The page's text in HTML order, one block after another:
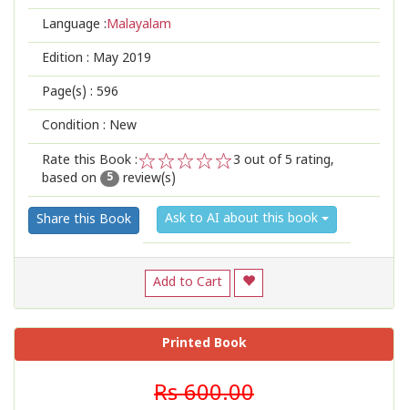
Language :Malayalam
Edition : May 2019
Page(s) : 596
Condition : New
Rate this Book :
2
1
3 out of 5 rating,
based on
5 review(s)
Share this Book Ask to AI about this book
Add to Cart
Printed Book
Rs 600.00